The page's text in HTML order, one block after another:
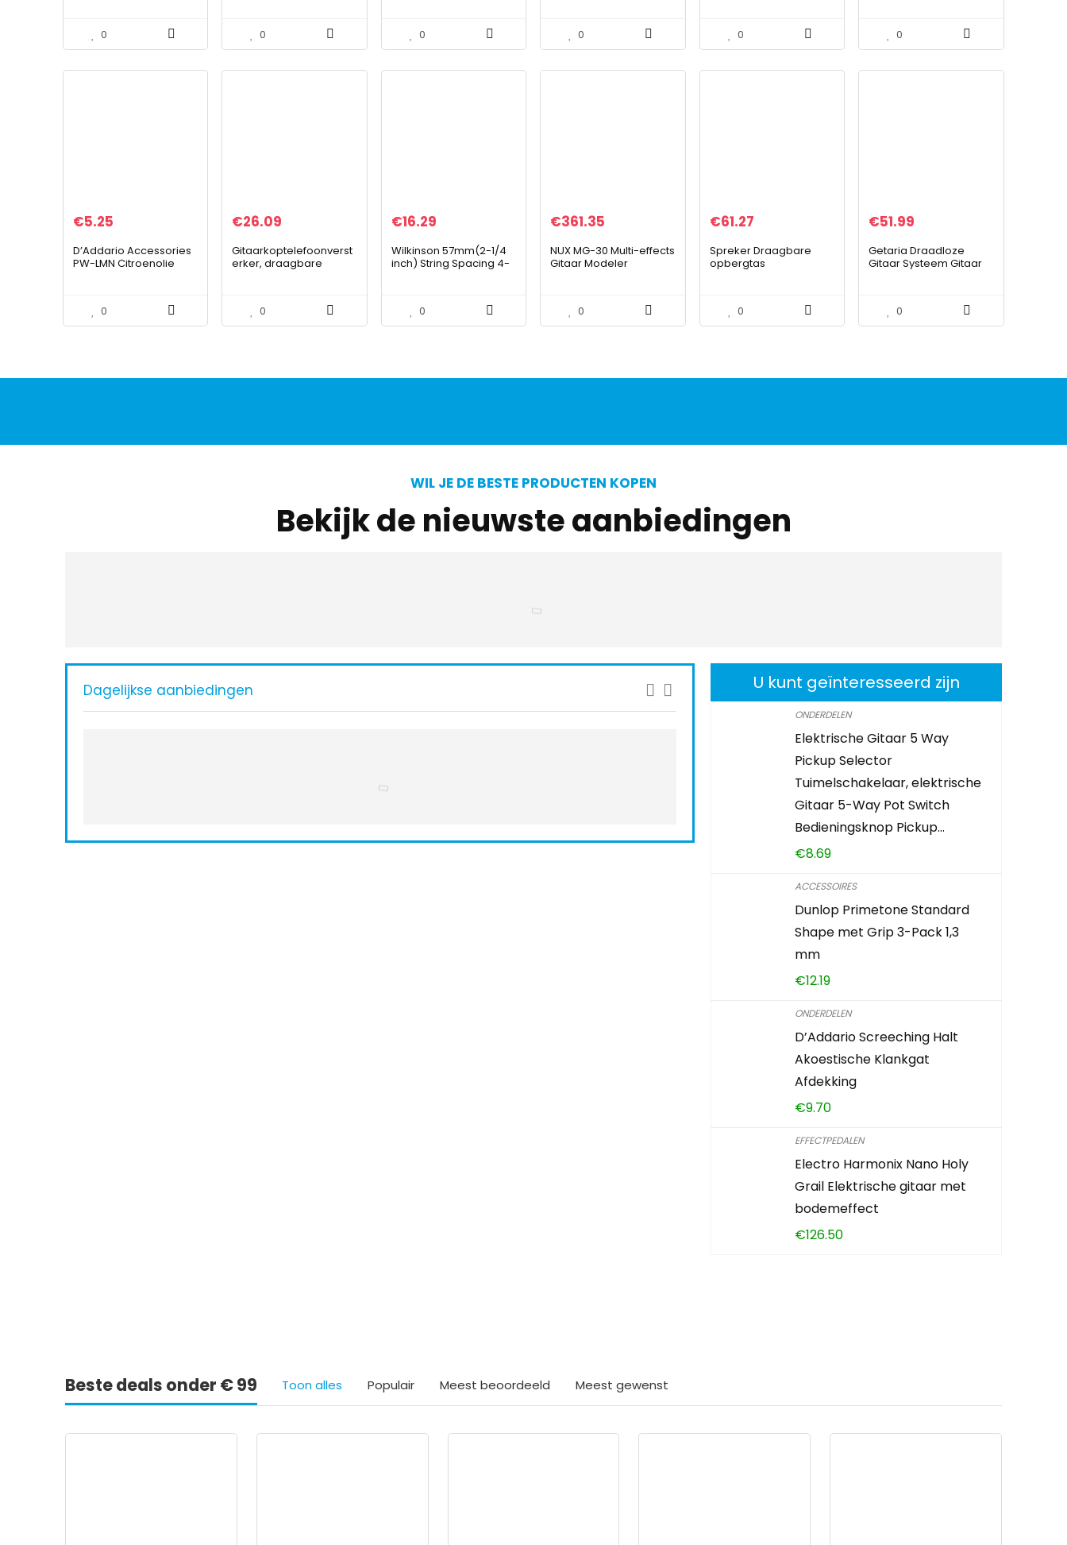
Elektrische Akoestische
Basgitaar inclusief 0…
0 0
klassieke folk gitaar 86
mm 0 0
Gitaar Bas Accessoires
0 0
€5.25
D’Addario Accessories
PW-LMN Citroenolie
0
€26.09
Gitaarkoptelefoonverst
erker, draagbare
vervormingseffect voor
gitaar en bas voor alle…
0
€16.29
Wilkinson 57mm(2-1/4
inch) String Spacing 4-
Precision Bass and Jazz
Bass…0
€361.35
NUX MG-30 Multi-effects
Gitaar Modeler
0
€61.27
Spreker Draagbare
opbergtas
Sonos Roam Draadloze
Bluetooth…
0
€51.99
Getaria Draadloze
Gitaar Systeem Gitaar
Digitale Gitaar…
0
WIL JE DE BESTE PRODUCTEN KOPEN
Bekijk de nieuwste aanbiedingen
Dagelijkse aanbiedingen U kunt geïnteresseerd zijn
ONDERDELEN
Elektrische Gitaar 5 Way
Pickup Selector
Tuimelschakelaar, elektrische
Gitaar 5-Way Pot Switch
Bedieningsknop Pickup…
€8.69
ACCESSOIRES
Dunlop Primetone Standard
Shape met Grip 3-Pack 1,3
mm
€12.19
ONDERDELEN
D’Addario Screeching Halt
Akoestische Klankgat
Afdekking
€9.70
EFFECTPEDALEN
Electro Harmonix Nano Holy
Grail Elektrische gitaar met
bodemeffect
€126.50
Beste deals onder € 99 Toon alles Populair Meest beoordeeld Meest gewenst